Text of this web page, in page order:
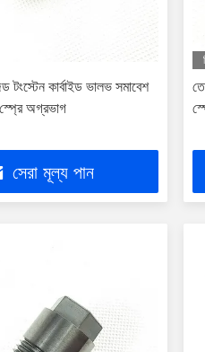
কার্বাইড ভালভ সমাবেশ
স্প্রে অগ্রভাগ
সেরা মূল্য পান